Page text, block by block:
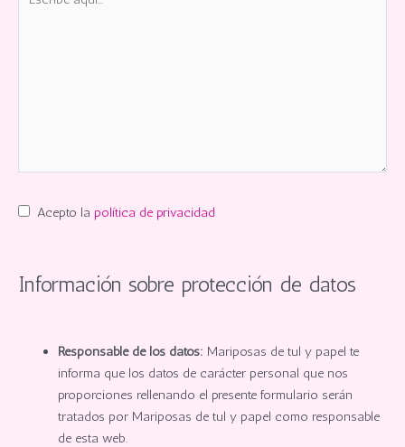
aquí...
Acepto la política de privacidad
Información sobre protección de datos
Responsable de los datos: Mariposas de tul y papel te
informa que los datos de carácter personal que nos
proporciones rellenando el presente formulario serán
tratados por Mariposas de tul y papel como responsable
de esta web.